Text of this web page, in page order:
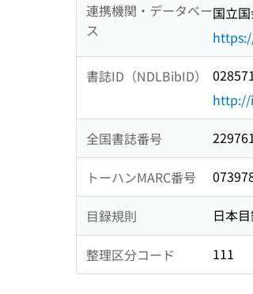
連携機関・データベー
ス
国立
書誌ID（NDLBibID）
http://
全国書誌番号
トーハンMARC番号
目録規則 日本
整理区分コード 111